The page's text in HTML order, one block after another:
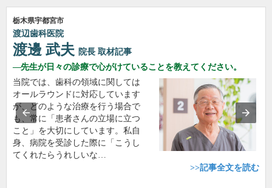
栃木県宇都宮市
渡辺歯科医院
渡邊 武夫 院長 取材記事
先生が日々の診療で心がけていることを教えてください。
当院では、歯科の領域に関しては
オールラウンドに対応しています
が、どのような治療を行う場合で
も、常に「患者さんの立場に立つ
こと」を大切にしています。私自
身、病院を受診した際に「こうし
てくれたらうれしいな…
>>記事全文を読む